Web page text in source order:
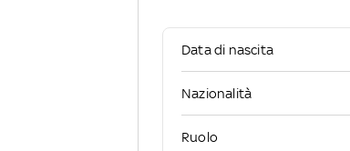
Data di nascita
Nazionalità
Ruolo